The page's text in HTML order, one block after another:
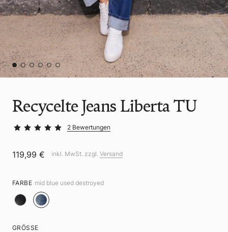
Recycelte Jeans Liberta TU
2 Bewertungen
119,99 € inkl. MwSt. zzgl. Versand
FARBE mid blue used destroyed
GRÖSSE